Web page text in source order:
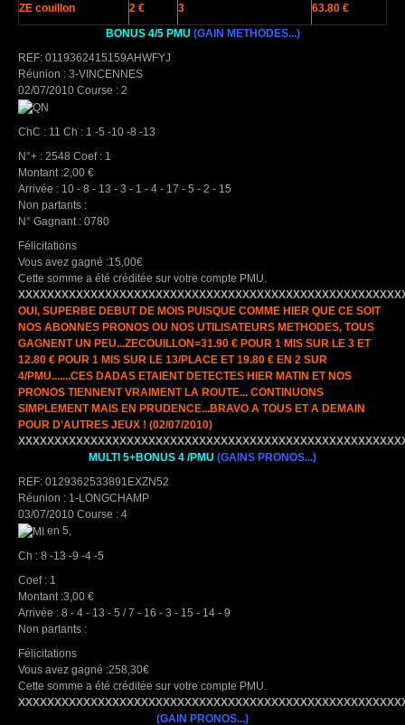
ZE couillon
2 € 3
63.80 €
BONUS 4/5 PMU (GAIN METHODES...)
REF: 0119362415159AHWFYJ
Réunion : 3-VINCENNES
02/07/2010 Course : 2
ChC : 11 Ch : 1 -5 -10 -8 -13
N°+ : 2548 Coef : 1
Montant :2,00 €
Arrivée : 10 - 8 - 13 - 3 - 1 - 4 - 17 - 5 - 2 - 15
Non partants :
N° Gagnant : 0780
Félicitations
Vous avez gagné :15,00€
Cette somme a été créditée sur votre compte PMU.
OUI, SUPERBE DEBUT DE MOIS PUISQUE COMME HIER QUE CE SOIT
NOS ABONNES PRONOS OU NOS UTILISATEURS METHODES, TOUS
GAGNENT UN PEU...ZECOUILLON=31.90 € POUR 1 MIS SUR LE 3 ET
12.80 € POUR 1 MIS SUR LE 13/PLACE ET 19.80 € EN 2 SUR
4/PMU.......CES DADAS ETAIENT DETECTES HIER MATIN ET NOS
PRONOS TIENNENT VRAIMENT LA ROUTE... CONTINUONS
SIMPLEMENT MAIS EN PRUDENCE...BRAVO A TOUS ET A DEMAIN
POUR D'AUTRES JEUX ! (02/07/2010)
MULTI 5+BONUS 4 /PMU (GAINS PRONOS...)
REF: 0129362533891EXZN52
Réunion : 1-LONGCHAMP
03/07/2010 Course : 4
en 5,
Ch : 8 -13 -9 -4 -5
Coef : 1
Montant :3,00 €
Arrivée : 8 - 4 - 13 - 5 / 7 - 16 - 3 - 15 - 14 - 9
Non partants :
Félicitations
Vous avez gagné :258,30€
Cette somme a été créditée sur votre compte PMU.
(GAIN PRONOS...)